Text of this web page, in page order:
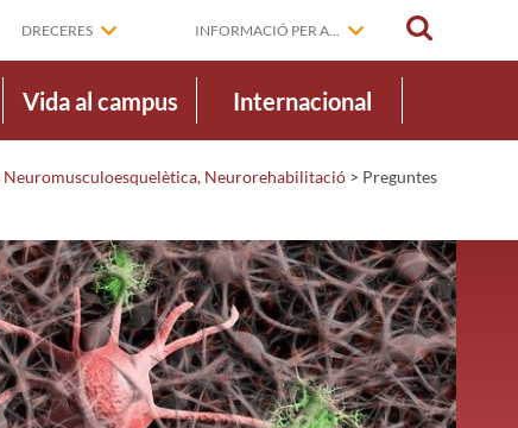
DRECERES INFORMACIÓ PER A...
Vida al campus Internacional
Neurorehabilitació > Preguntes